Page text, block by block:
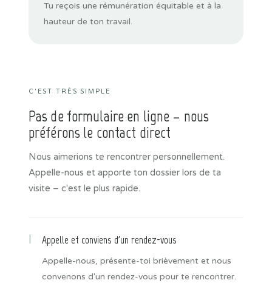
Tu reçois une rémunération équitable et à la
hauteur de ton travail.
C'EST TRÈS SIMPLE
Pas de formulaire en ligne – nous
préférons le contact direct
Nous aimerions te rencontrer personnellement.
Appelle-nous et apporte ton dossier lors de ta
visite – c'est le plus rapide.
1 Appelle et conviens d'un rendez-vous
Appelle-nous, présente-toi brièvement et nous
convenons d'un rendez-vous pour te rencontrer.